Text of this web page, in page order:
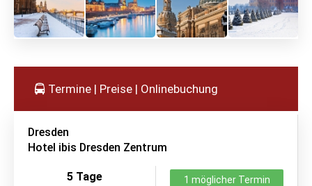
Termine | Preise | Onlinebuchung
Dresden
Hotel ibis Dresden Zentrum
5 Tage 1 möglicher Termin